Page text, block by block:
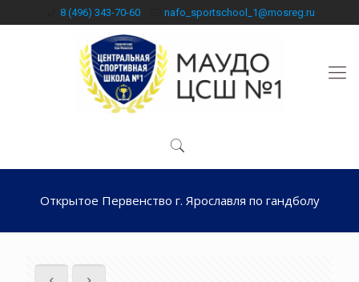
8 (496) 343-70-60 nafo_sportschool_1@mosreg.ru
Открытое Первенство г. Ярославля по гандболу